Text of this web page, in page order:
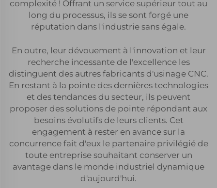
complexité ! Offrant un service supérieur tout au
long du processus, ils se sont forgé une
réputation dans l'industrie sans égale.
En outre, leur dévouement à l'innovation et leur
recherche incessante de l'excellence les
distinguent des autres fabricants d'usinage CNC.
En restant à la pointe des dernières technologies
et des tendances du secteur, ils peuvent
proposer des solutions de pointe répondant aux
besoins évolutifs de leurs clients. Cet
engagement à rester en avance sur la
concurrence fait d'eux le partenaire privilégié de
toute entreprise souhaitant conserver un
avantage dans le monde industriel dynamique
d'aujourd'hui.